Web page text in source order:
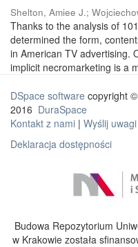
Shelton, Amiee J.;
Thanks to the analysis of
determined the form,
in American TV advertising.
implicit necromarketing is a
DSpace software copyright
2016 DuraSpace
Kontakt z nami | Wyślij uwagi
Deklaracja dostępności
Budowa Repozytorium
w Krakowie została